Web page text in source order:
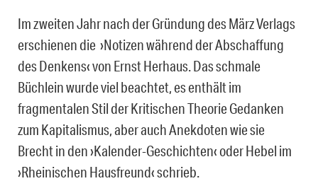
Im zweiten Jahr nach der Gründung des März Verlags
erschienen die ›Notizen während der Abschaffung
des Denkens‹ von Ernst Herhaus. Das schmale
Büchlein wurde viel beachtet, es enthält im
fragmentalen Stil der Kritischen Theorie Gedanken
zum Kapitalismus, aber auch Anekdoten wie sie
Brecht in den ›Kalender-Geschichten‹ oder Hebel im
›Rheinischen Hausfreund‹ schrieb.